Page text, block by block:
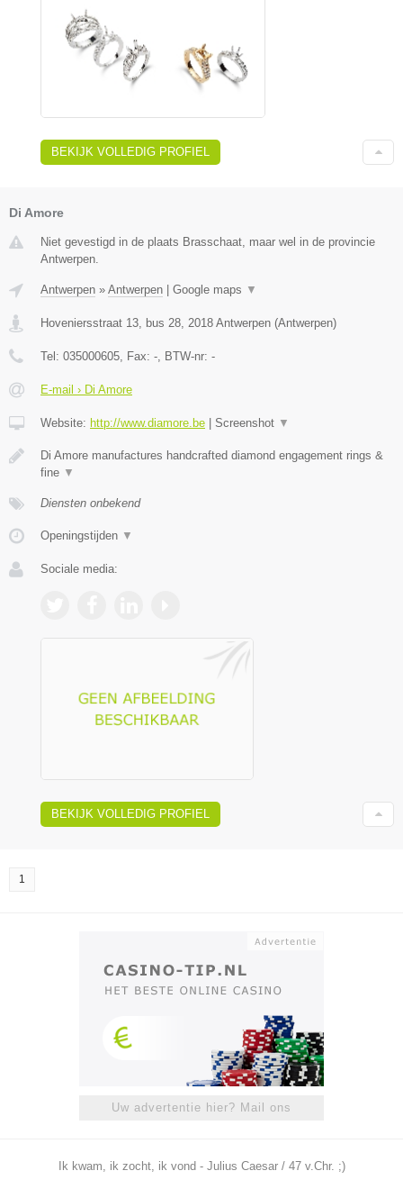
BEKIJK VOLLEDIG PROFIEL
Di Amore
Niet gevestigd in de plaats Brasschaat, maar wel in de provincie
Antwerpen.
Antwerpen » Antwerpen | Google maps ▼
Hoveniersstraat 13, bus 28 2018 Antwerpen (Antwerpen)
Tel: 035000605 , Fax: - , BTW-nr: -
E-mail › Di Amore
Website: http://www.diamore.be | Screenshot ▼
Di Amore manufactures handcrafted diamond engagement rings &
fine ▼
Diensten onbekend
Openingstijden ▼
Sociale media:
BEKIJK VOLLEDIG PROFIEL
1
Uw advertentie hier? Mail ons
Ik kwam, ik zocht, ik vond - Julius Caesar / 47 v.Chr. ;)